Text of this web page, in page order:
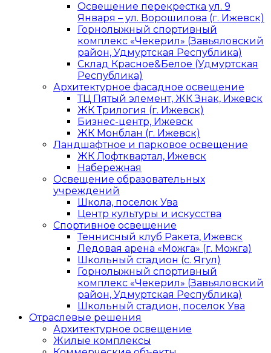
Освещение перекрестка ул. 9
Января – ул. Ворошилова (г. Ижевск)
Горнолыжный спортивный
комплекс «Чекерил» (Завьяловский
район, Удмуртская Республика)
Склад Красное&Белое (Удмуртская
Республика)
Архитектурное фасадное освещение
ТЦ Пятый элемент, ЖК Знак, Ижевск
ЖК Трилогия (г. Ижевск)
Бизнес-центр, Ижевск
ЖК Монблан (г. Ижевск)
Ландшафтное и парковое освещение
ЖК Лофтквартал, Ижевск
Набережная
Освещение образовательных
учреждений
Школа, поселок Ува
Центр культуры и искусства
Спортивное освещение
Теннисный клуб Ракета, Ижевск
Ледовая арена «Можга» (г. Можга)
Школьный стадион (с. Ягул)
Горнолыжный спортивный
комплекс «Чекерил» (Завьяловский
район, Удмуртская Республика)
Школьный стадион, поселок Ува
Отраслевые решения
Архитектурное освещение
Жилые комплексы